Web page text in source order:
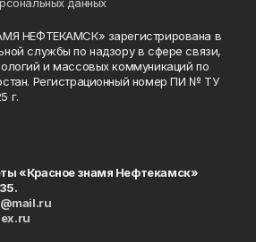
НЕФТЕКАМСК» зарегистрирована в
службы по надзору в сфере связи,
и массовых коммуникаций по
Регистрационный номер ПИ № ТУ
г.
«Красное знамя Нефтекамск»